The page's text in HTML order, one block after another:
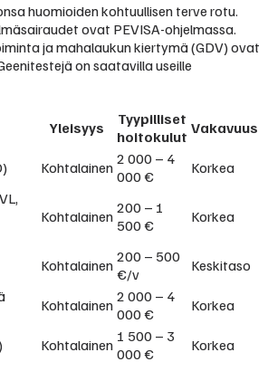
huomioiden kohtuullisen terve rotu.
ovat PEVISA-ohjelmassa.
ja mahalaukun kiertymä (GDV) ovat
on saatavilla useille
Yleisyys
Tyypilliset
hoitokulut Vakavuus
Kohtalainen 2 000 – 4
000 €
Korkea
Kohtalainen 200 – 1
500 €
Korkea
Kohtalainen 200 – 500
€/v
Keskitaso
Kohtalainen 2 000 – 4
000 €
Korkea
Kohtalainen 1 500 – 3
000 €
Korkea